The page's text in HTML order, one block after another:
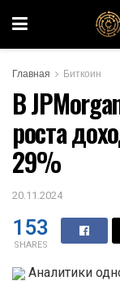
Главная Биткоин
В
роста
29%
20.11.2024
153
SHARES
Аналитики